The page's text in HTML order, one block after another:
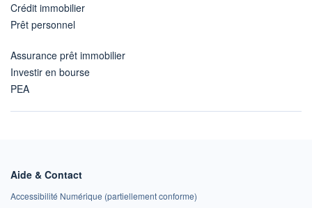
Crédit immobilier
Prêt personnel
Assurance prêt immobilier
Investir en bourse
PEA
Aide & Contact
Accessibilité Numérique (partiellement conforme)